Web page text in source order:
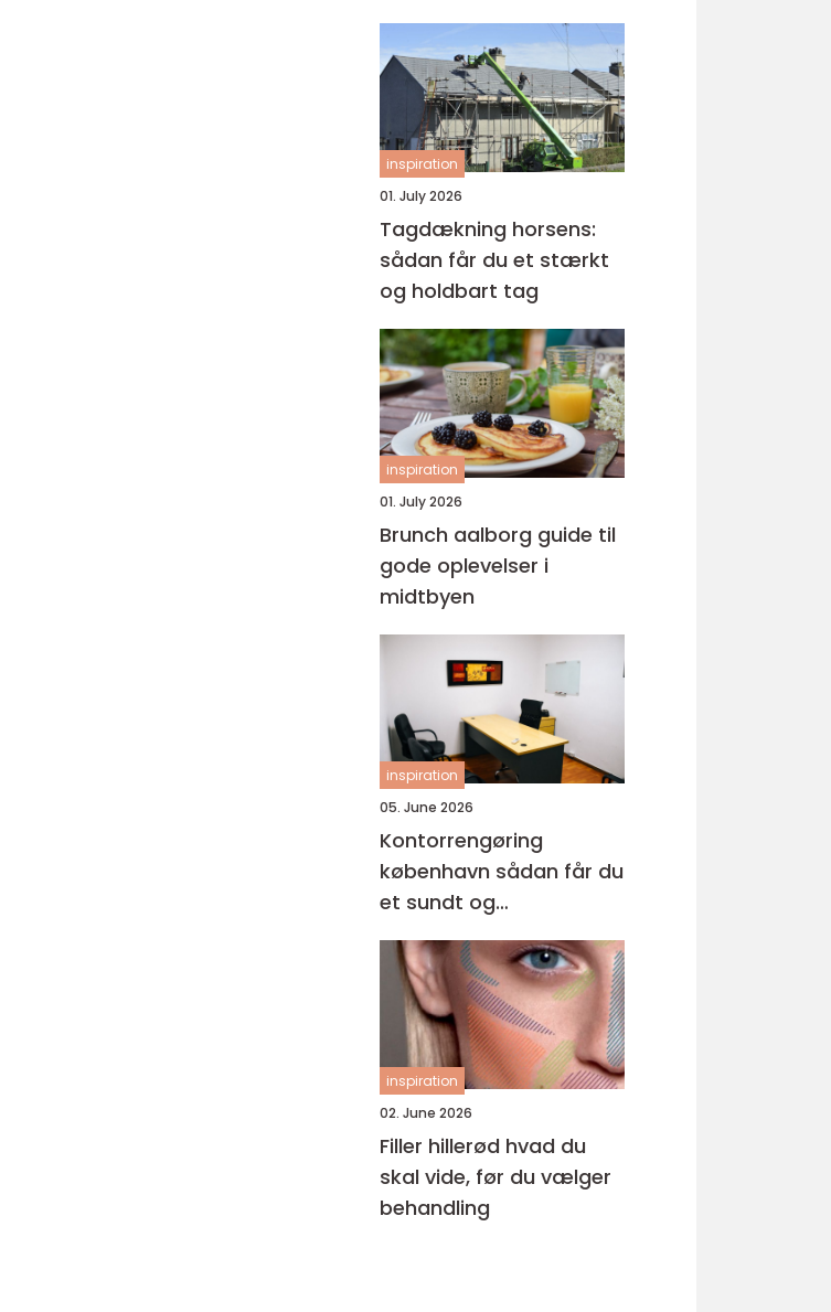
avfallshantering
inspiration
01. July 2026
Tagdækning horsens:
sådan får du et stærkt
og holdbart tag
inspiration
01. July 2026
Brunch aalborg guide til
gode oplevelser i
midtbyen
inspiration
05. June 2026
Kontorrengøring
københavn sådan får du
et sundt og
professionelt
arbejdsmiljø
inspiration
02. June 2026
Filler hillerød hvad du
skal vide, før du vælger
behandling